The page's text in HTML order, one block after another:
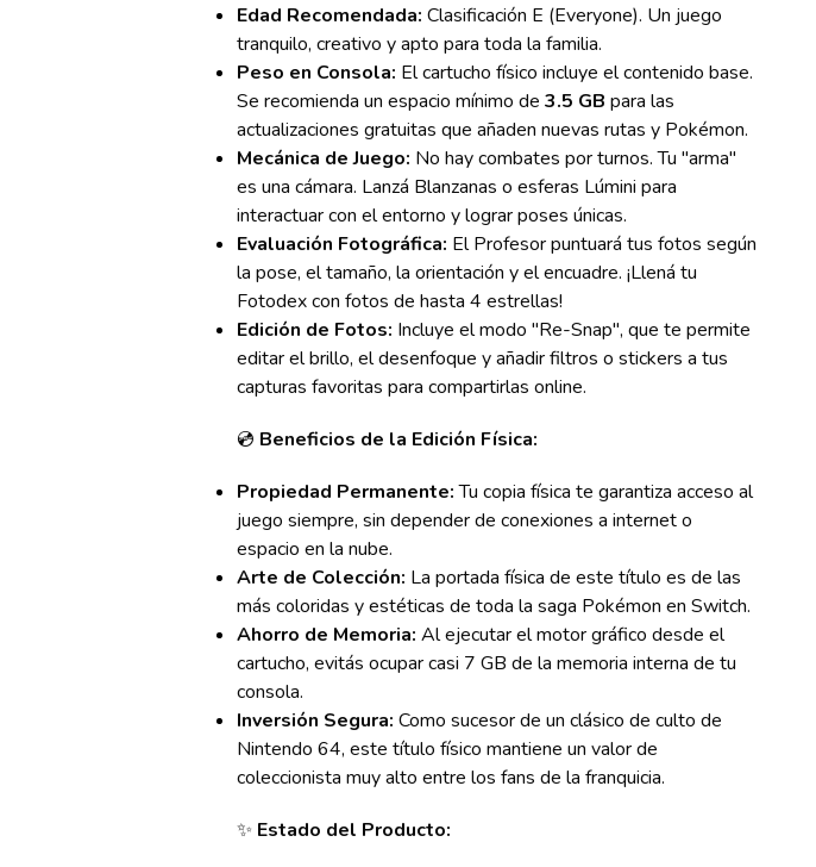
Edad Recomendada: Clasificación E (Everyone). Un juego
tranquilo, creativo y apto para toda la familia.
Peso en Consola: El cartucho físico incluye el contenido base.
Se recomienda un espacio mínimo de 3.5 GB para las
actualizaciones gratuitas que añaden nuevas rutas y Pokémon.
Mecánica de Juego: No hay combates por turnos. Tu "arma"
es una cámara. Lanzá Blanzanas o esferas Lúmini para
interactuar con el entorno y lograr poses únicas.
Evaluación Fotográfica: El Profesor puntuará tus fotos según
la pose, el tamaño, la orientación y el encuadre. ¡Llená tu
Fotodex con fotos de hasta 4 estrellas!
Edición de Fotos: Incluye el modo "Re-Snap", que te permite
editar el brillo, el desenfoque y añadir filtros o stickers a tus
capturas favoritas para compartirlas online.
💿 Beneficios de la Edición Física:
Propiedad Permanente:Tu copia física te garantiza acceso al
juego siempre, sin depender de conexiones a internet o
espacio en la nube.
Arte de Colección: La portada física de este título es de las
más coloridas y estéticas de toda la saga Pokémon en Switch.
Ahorro de Memoria: Al ejecutar el motor gráfico desde el
cartucho, evitás ocupar casi 7 GB de la memoria interna de tu
consola.
Inversión Segura: Como sucesor de un clásico de culto de
Nintendo 64, este título físico mantiene un valor de
coleccionista muy alto entre los fans de la franquicia.
✨ Estado del Producto: